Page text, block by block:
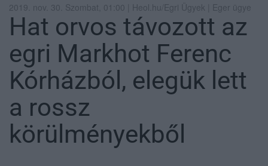
2019. nov. 30. Szombat, 01:00 | Heol.hu/Egri Ügyek | Eger ügye
Hat orvos távozott az
egri Markhot Ferenc
Kórházból, elegük lett
a rossz
körülményekből